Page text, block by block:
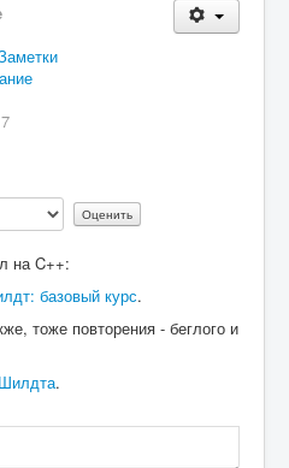
на C++:
базовый курс.
тоже повторения - беглого и
.